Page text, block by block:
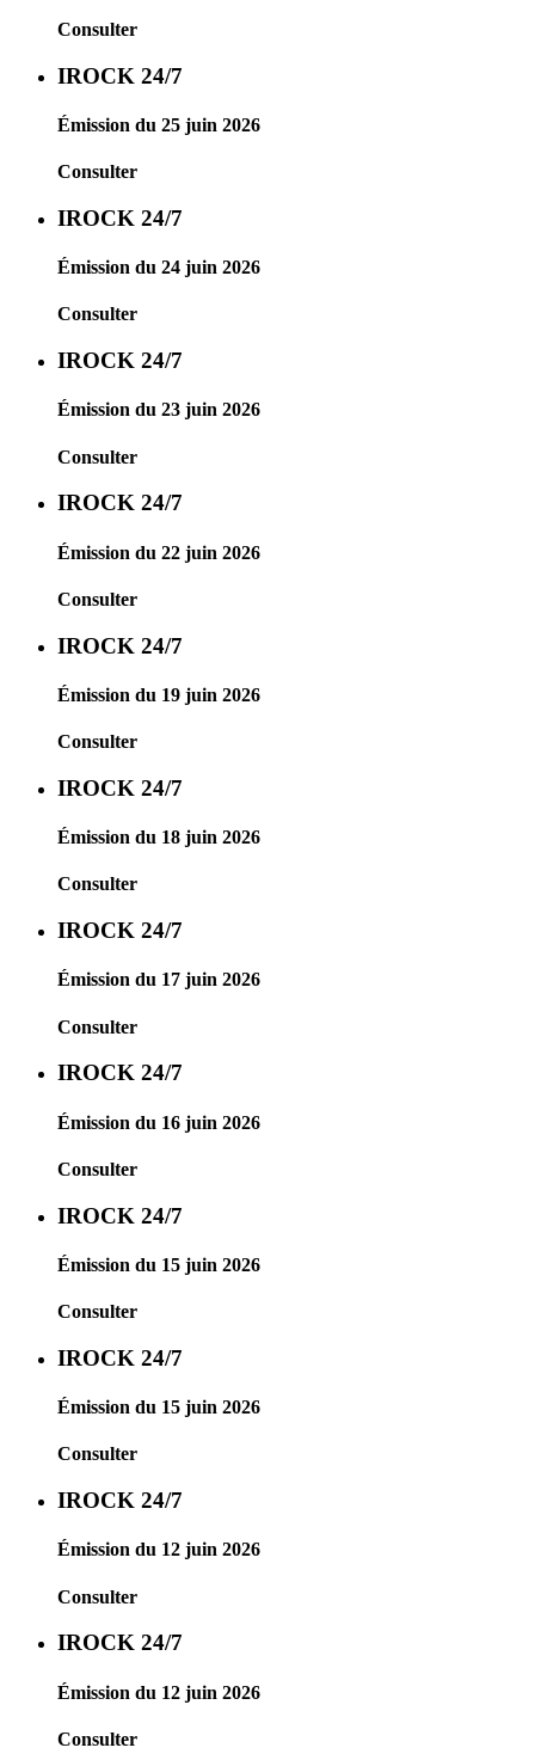
Consulter
IROCK 24/7
Émission du 25 juin 2026
Consulter
IROCK 24/7
Émission du 24 juin 2026
Consulter
IROCK 24/7
Émission du 23 juin 2026
Consulter
IROCK 24/7
Émission du 22 juin 2026
Consulter
IROCK 24/7
Émission du 19 juin 2026
Consulter
IROCK 24/7
Émission du 18 juin 2026
Consulter
IROCK 24/7
Émission du 17 juin 2026
Consulter
IROCK 24/7
Émission du 16 juin 2026
Consulter
IROCK 24/7
Émission du 15 juin 2026
Consulter
IROCK 24/7
Émission du 15 juin 2026
Consulter
IROCK 24/7
Émission du 12 juin 2026
Consulter
IROCK 24/7
Émission du 12 juin 2026
Consulter